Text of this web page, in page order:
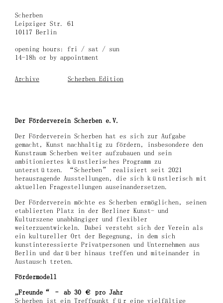
content
Scherben
Leipziger Str. 61
10117 Berlin
opening hours: fri / sat / sun
14-18h or by appointment
Archive Scherben Edition
Der Förderverein Scherben e.V.
Der Förderverein Scherben hat es sich zur Aufgabe
gemacht, Kunst nachhaltig zu fördern, insbesondere den
Kunstraum Scherben weiter aufzubauen und sein
ambitioniertes künstlerisches Programm zu
unterstützen. “Scherben” realisiert seit 2021
herausragende Ausstellungen, die sich künstlerisch mit
aktuellen Fragestellungen auseinandersetzen.
Der Förderverein möchte es Scherben ermöglichen, seinen
etablierten Platz in der Berliner Kunst- und
Kulturszene unabhängiger und flexibler
weiterzuentwickeln. Dabei versteht sich der Verein als
ein kultureller Ort der Begegnung, in dem sich
kunstinteressierte Privatpersonen und Unternehmen aus
Berlin und darüber hinaus treffen und miteinander in
Austausch treten.
Fördermodell
„Freunde“ – ab 30 € pro Jahr
Scherben ist ein Treffpunkt für eine vielfältige